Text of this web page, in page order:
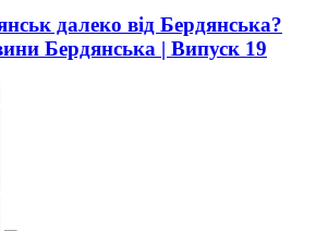
далеко від Бердянська?
Бердянська | Випуск 19